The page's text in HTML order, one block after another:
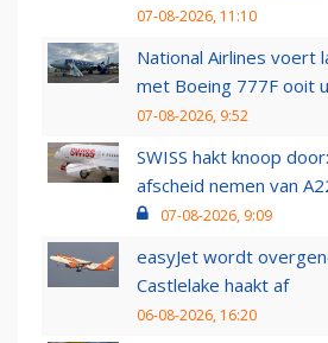
07-08-2026, 11:10
National Airlines voert
met Boeing 777F ooit
07-08-2026, 9:52
SWISS hakt knoop
afscheid nemen van
07-08-2026, 9:09
easyJet wordt
Castlelake haakt af
06-08-2026, 16:20